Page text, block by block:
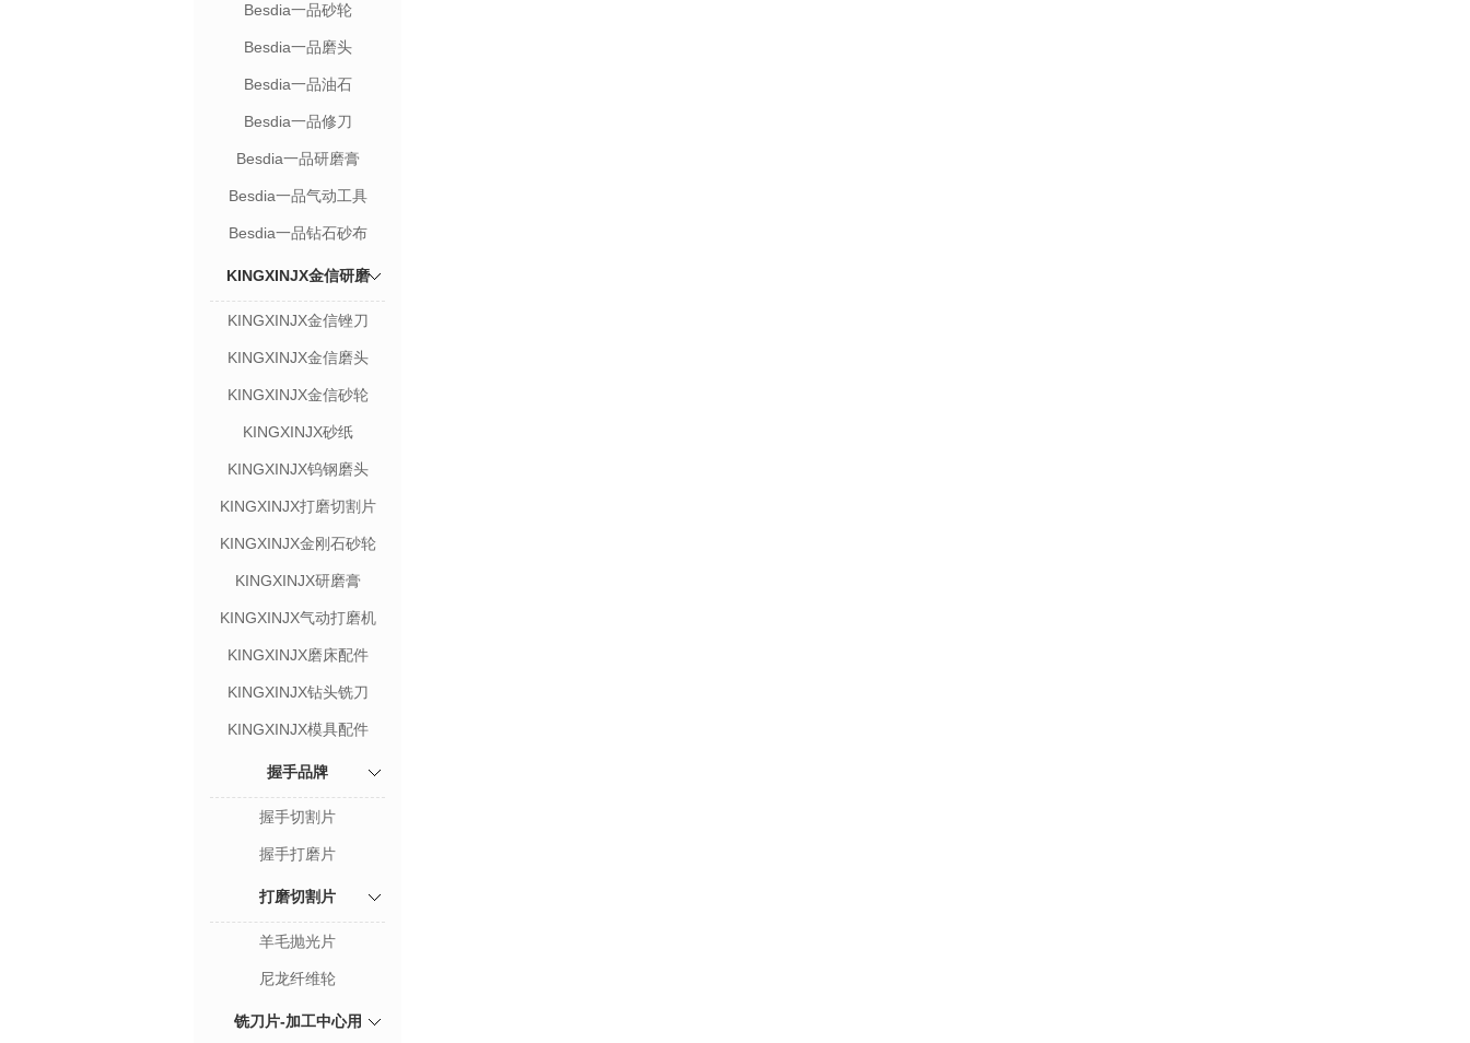
Besdia一品砂轮
Besdia一品磨头
Besdia一品油石
Besdia一品修刀
Besdia一品研磨膏
Besdia一品气动工具
Besdia一品钻石砂布
KINGXINJX金信研磨
KINGXINJX金信锉刀
KINGXINJX金信磨头
KINGXINJX金信砂轮
KINGXINJX砂纸
KINGXINJX钨钢磨头
KINGXINJX打磨切割片
KINGXINJX金刚石砂轮
KINGXINJX研磨膏
KINGXINJX气动打磨机
KINGXINJX磨床配件
KINGXINJX钻头铣刀
KINGXINJX模具配件
握手品牌
握手切割片
握手打磨片
打磨切割片
羊毛抛光片
尼龙纤维轮
铣刀片-加工中心用